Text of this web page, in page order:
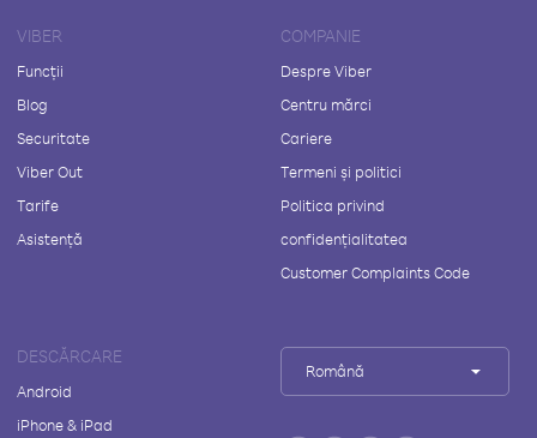
VIBER
Funcții
Blog
Securitate
Viber Out
Tarife
Asistență
COMPANIE
Despre Viber
Centru mărci
Cariere
Termeni și politici
Politica privind
confidențialitatea
Customer Complaints Code
DESCĂRCARE
Android
iPhone & iPad
Română